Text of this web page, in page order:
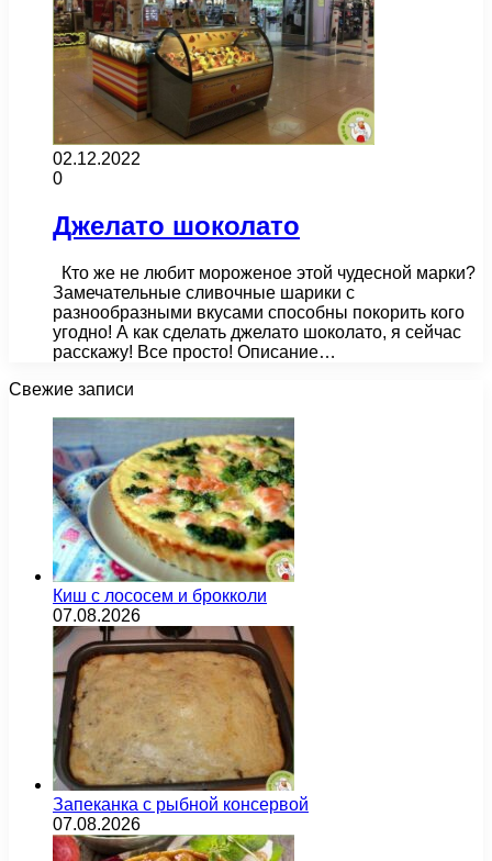
02.12.2022
0
Джелато шоколато
Кто же не любит мороженое этой чудесной марки?
Замечательные сливочные шарики с
разнообразными вкусами способны покорить кого
угодно! А как сделать джелато шоколато, я сейчас
расскажу! Все просто! Описание…
Свежие записи
Киш с лососем и брокколи
07.08.2026
Запеканка с рыбной консервой
07.08.2026